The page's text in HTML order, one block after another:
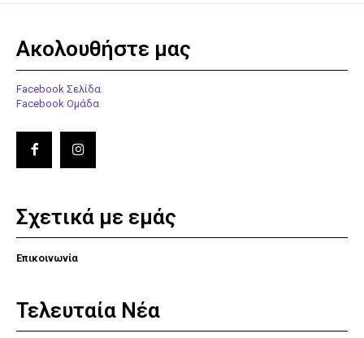
Ακολουθήστε μας
Facebook Σελίδα
Facebook Ομάδα
Σχετικά με εμάς
Επικοινωνία
Τελευταία Νέα